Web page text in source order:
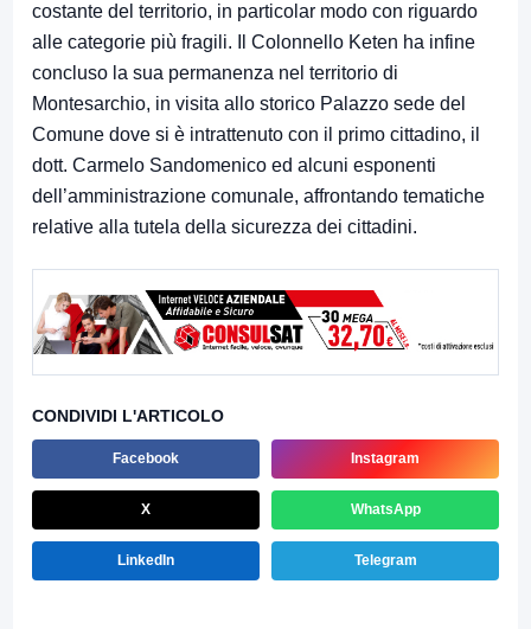
costante del territorio, in particolar modo con riguardo
alle categorie più fragili. Il Colonnello Keten ha infine
concluso la sua permanenza nel territorio di
Montesarchio, in visita allo storico Palazzo sede del
Comune dove si è intrattenuto con il primo cittadino, il
dott. Carmelo Sandomenico ed alcuni esponenti
dell’amministrazione comunale, affrontando tematiche
relative alla tutela della sicurezza dei cittadini.
CONDIVIDI L'ARTICOLO
Facebook Instagram
X WhatsApp
LinkedIn Telegram